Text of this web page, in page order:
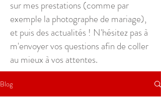
sur mes prestations (comme par
exemple la photographe de mariage),
et puis des actualités ! N'hésitez pas à
m'envoyer vos questions afin de coller
au mieux à vos attentes.
Blog